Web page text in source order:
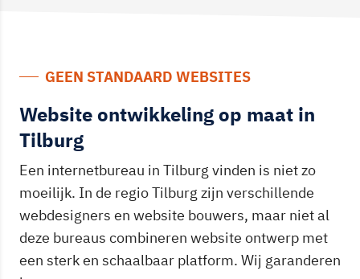
GEEN STANDAARD WEBSITES
Website ontwikkeling op maat in
Tilburg
Een internetbureau in Tilburg vinden is niet zo
moeilijk. In de regio Tilburg zijn verschillende
webdesigners en website bouwers, maar niet al
deze bureaus combineren website ontwerp met
een sterk en schaalbaar platform. Wij garanderen